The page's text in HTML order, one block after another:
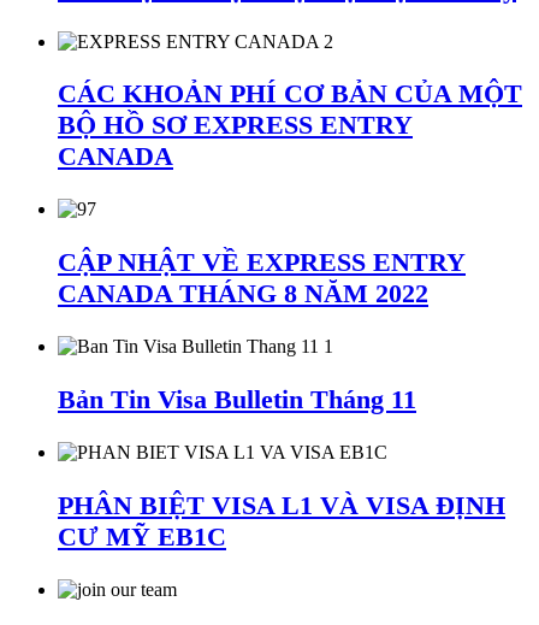
CÁC KHOẢN PHÍ CƠ BẢN CỦA MỘT
BỘ HỒ SƠ EXPRESS ENTRY
CANADA
CẬP NHẬT VỀ EXPRESS ENTRY
CANADA THÁNG 8 NĂM 2022
Bản Tin Visa Bulletin Tháng 11
PHÂN BIỆT VISA L1 VÀ VISA ĐỊNH
CƯ MỸ EB1C